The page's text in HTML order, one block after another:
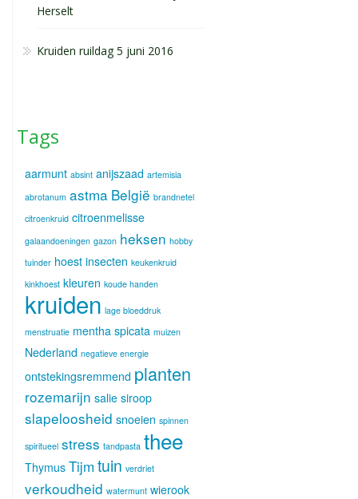
Herselt
Kruiden ruildag 5 juni 2016
Tags
aarmunt absint anijszaad artemisia
abrotanum astma België brandnetel
citroenkruid citroenmelisse
galaandoeningen gazon heksen hobby
tuinder hoest insecten keukenkruid
kinkhoest kleuren koude handen
kruiden lage bloeddruk
menstruatie mentha spicata muizen
Nederland negatieve energie
ontstekingsremmend planten
rozemarijn salie siroop
slapeloosheid snoeien spinnen
spiritueel stress tandpasta thee
Thymus Tijm tuin verdriet
verkoudheid watermunt wierook